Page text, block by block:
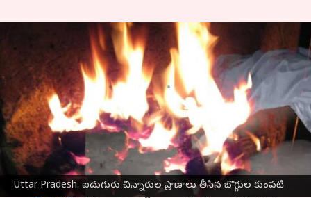
Uttar Pradesh: ఐదుగురు చిన్నారుల ప్రాణాలు తీసిన బొగ్గుల కుంపటి
Uttar Pradesh: ఐదుగురు చిన్నారుల
ప్రాణాలు తీసిన బొగ్గుల కుంపటి
వ్రాసిన వారు Sirish Praharaju Jan 10, 2024 12:23 pm
ఈ వార్తాకథనం ఏంటి
ఇంట్లో నిద్రిస్తున్న ఒకే కుటుంబానికి చెందిన ఐదుగురు
చిన్నారులు ఊపిరాడక మృతి చెందారు. పరిస్థితి